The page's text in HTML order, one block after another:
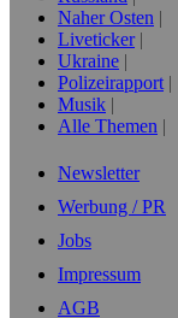
Naher Osten
Liveticker
Ukraine
Polizeirapport
Musik
Alle Themen
Newsletter
Werbung / PR
Jobs
Impressum
AGB